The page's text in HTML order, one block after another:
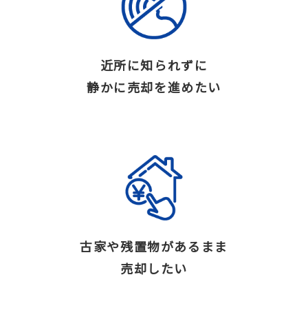
近所に知られずに
静かに売却を進めたい
古家や残置物があるまま
売却したい